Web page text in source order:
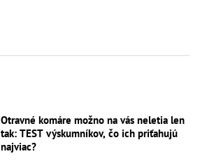
Otravné komáre možno na vás neletia len
tak: TEST výskumníkov, čo ich priťahujú
najviac?